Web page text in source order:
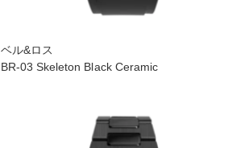
ベル&ロス
BR-03 Skeleton Black Ceramic